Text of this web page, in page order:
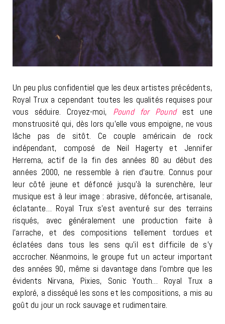
Un peu plus confidentiel que les deux artistes précédents,
Royal Trux a cependant toutes les qualités requises pour
vous séduire. Croyez-moi, Pound for Poundest une
monstruosité qui, dès lors qu’elle vous empoigne, ne vous
lâche pas de sitôt. Ce couple américain de rock
indépendant, composé de Neil Hagerty et Jennifer
Herrema, actif de la fin des années 80 au début des
années 2000, ne ressemble à rien d’autre. Connus pour
leur côté jeune et défoncé jusqu’à la surenchère, leur
musique est à leur image : abrasive, défoncée, artisanale,
éclatante… Royal Trux s’est aventuré sur des terrains
risqués, avec généralement une production faite à
l’arrache, et des compositions tellement tordues et
éclatées dans tous les sens qu’il est difficile de s’y
accrocher. Néanmoins, le groupe fut un acteur important
des années 90, même si davantage dans l’ombre que les
évidents Nirvana, Pixies, Sonic Youth… Royal Trux a
exploré, a disséqué les sons et les compositions, a mis au
goût du jour un rock sauvage et rudimentaire.